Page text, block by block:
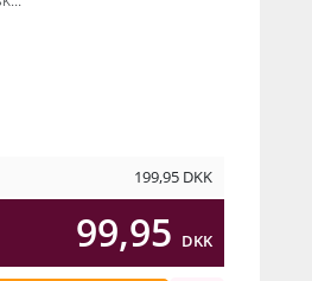
199,95 DKK
99,95 DKK